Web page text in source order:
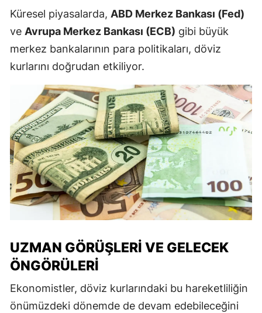
Küresel piyasalarda, ABD Merkez Bankası (Fed)
ve Avrupa Merkez Bankası (ECB) gibi büyük
merkez bankalarının para politikaları, döviz
kurlarını doğrudan etkiliyor.
UZMAN GÖRÜŞLERI VE GELECEK
ÖNGÖRÜLERI
Ekonomistler, döviz kurlarındaki bu hareketliliğin
önümüzdeki dönemde de devam edebileceğini